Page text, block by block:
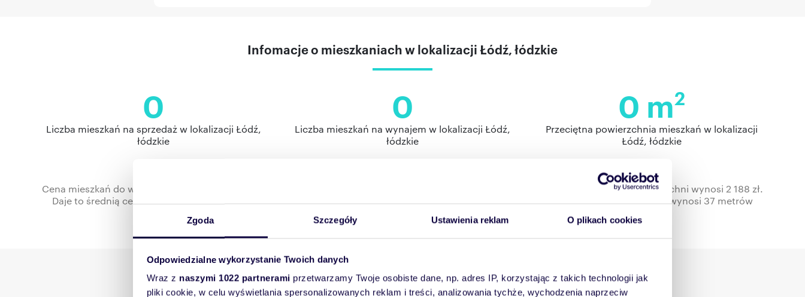
Zgoda Szczegóły Ustawienia reklam O plikach cookies
Odpowiedzialne wykorzystanie Twoich danych
Wraz z naszymi 1022 partnerami przetwarzamy Twoje osobiste dane, np. adres IP, korzystając z takich technologii jak
pliki cookie, w celu wyświetlania spersonalizowanych reklam i treści, analizowania tychże, wychodzenia naprzeciw
Infomacje o mieszkaniach w lokalizacji Łódź, łódzkie
0
Liczba mieszkań na sprzedaż w lokalizacji Łódź,
łódzkie
0
Liczba mieszkań na wynajem w lokalizacji Łódź,
łódzkie
0 m2
Przeciętna powierzchnia mieszkań w lokalizacji
Łódź, łódzkie
Cena mieszkań do wynajęcia w miejscowości Łódź na podstawie 180 ofert znajdujących się w bazie Domiporta w pełnym zakresie powierzchni wynosi 2 188 zł.
Daje to średnią cenę za metr kwadratowy rzędu 52 zł. W miejscowości Łódź najczęściej spotykana powierzchnia mieszkań do wynajęcia wynosi 37 metrów
Wykres zmian cen za metr kwadratowy mieszkań w lokalizacji Łódź, łódzkie